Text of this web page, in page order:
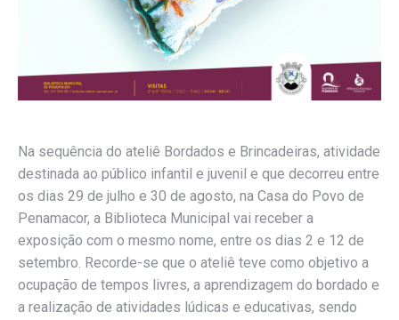
Na sequência do ateliê Bordados e Brincadeiras, atividade
destinada ao público infantil e juvenil e que decorreu entre
os dias 29 de julho e 30 de agosto, na Casa do Povo de
Penamacor, a Biblioteca Municipal vai receber a
exposição com o mesmo nome, entre os dias 2 e 12 de
setembro. Recorde-se que o ateliê teve como objetivo a
ocupação de tempos livres, a aprendizagem do bordado e
a realização de atividades lúdicas e educativas, sendo